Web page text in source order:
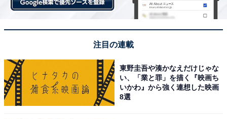
ポーツ観戦が生きがい。
5位までのランキング結果を見る
注目の連載
東野圭吾や湊かなえだけじゃな
い、「業と罪」を描く『映画ち
いかわ』から強く連想した映画
8選